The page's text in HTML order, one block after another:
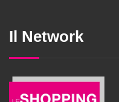
Il Network